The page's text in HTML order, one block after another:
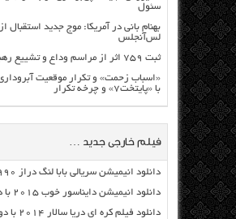
سئول
بهنام بانی در آمریکا: موج جدید استقبال
لس‌آنجلس
ثبت ۷۵۹ اثر از مراسم وداع و تشییع رهبر شهید انقلاب
«اسباب زحمت» و تکرار موقعیت
با «پایتخت۷» و چرخه تکرار
فیلم خارجی جدید …
دانلود انیمیشن سریالی بابا لنگ دراز ۱۹۹۰ با دوبله فارسی
دانلود انیمیشن دایناسور خوب ۲۰۱۵ با دوبله فارسی
دانلود فیلم کره ای دریا سالار ۲۰۱۴ با دوبله فارسی